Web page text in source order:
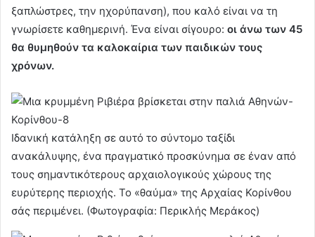
ξαπλώστρες, την ηχορύπανση), που καλό είναι να τη
γνωρίσετε καθημερινή. Ένα είναι σίγουρο: οι άνω των 45
θα θυμηθούν τα καλοκαίρια των παιδικών τους
χρόνων.
Ιδανική κατάληξη σε αυτό το σύντομο ταξίδι
ανακάλυψης, ένα πραγματικό προσκύνημα σε έναν από
τους σημαντικότερους αρχαιολογικούς χώρους της
ευρύτερης περιοχής. Το «θαύμα» της Αρχαίας Κορίνθου
σάς περιμένει. (Φωτογραφία: Περικλής Μεράκος)